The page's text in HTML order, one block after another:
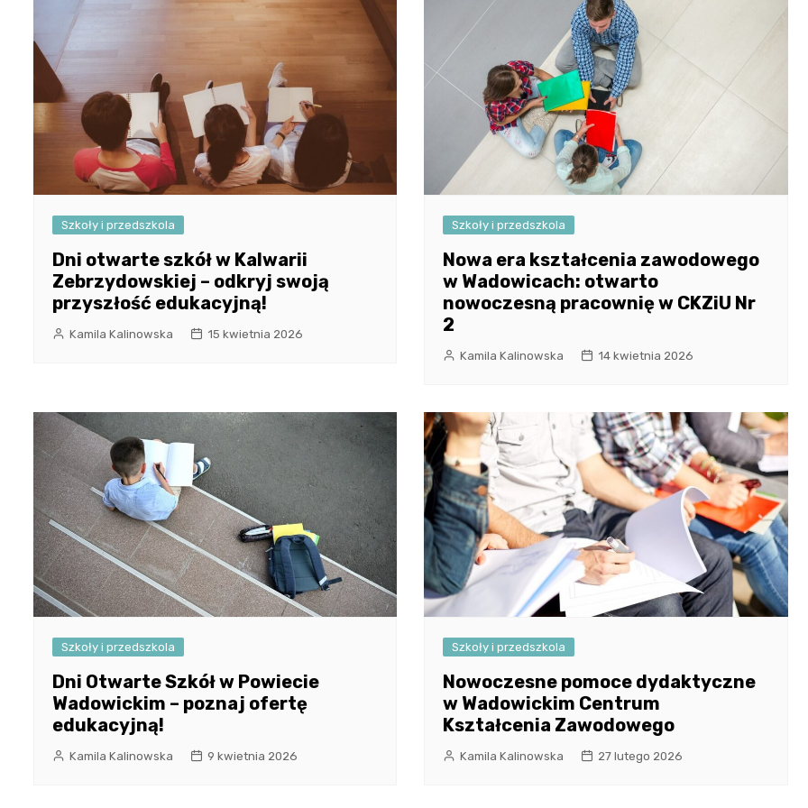
Szkoły i przedszkola
Dni otwarte szkół w Kalwarii
Zebrzydowskiej – odkryj swoją
przyszłość edukacyjną!
Kamila Kalinowska 15 kwietnia 2026
Szkoły i przedszkola
Nowa era kształcenia zawodowego
w Wadowicach: otwarto
nowoczesną pracownię w CKZiU Nr
2
Kamila Kalinowska 14 kwietnia 2026
Szkoły i przedszkola
Dni Otwarte Szkół w Powiecie
Wadowickim – poznaj ofertę
edukacyjną!
Kamila Kalinowska 9 kwietnia 2026
Szkoły i przedszkola
Nowoczesne pomoce dydaktyczne
w Wadowickim Centrum
Kształcenia Zawodowego
Kamila Kalinowska 27 lutego 2026